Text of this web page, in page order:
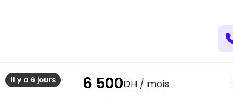
Il y a 6 jours 6 500DH/ mois